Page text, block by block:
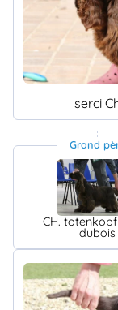
serci
Grand
CH.
dubois